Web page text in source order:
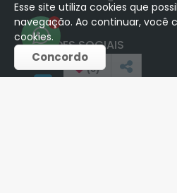
REDES SOCIAIS
1
(0)
Esse site utiliza cookies que
navegação. Ao continuar, você
cookies.
Concordo